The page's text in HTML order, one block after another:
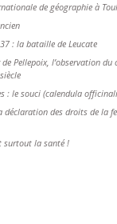
de géographie à
: la bataille de Leucate
Pellepoix, l’observation du
: le souci (calendula
déclaration des droits de la
surtout la santé !